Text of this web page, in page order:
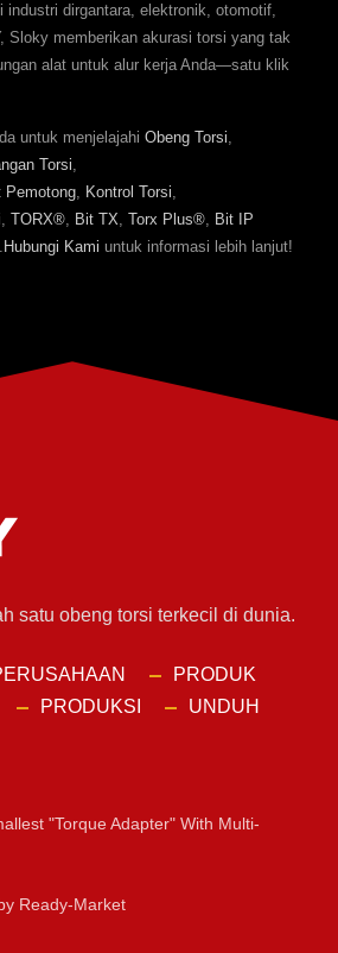
industri dirgantara, elektronik, otomotif,
Sloky memberikan akurasi torsi yang tak
alat untuk alur kerja Anda—satu klik
untuk menjelajahi Obeng Torsi,
Torsi,
Pemotong, Kontrol Torsi,
, TORX®, Bit TX, Torx Plus®, Bit IP
Hubungi Kami untuk informasi lebih lanjut!
satu obeng torsi terkecil di dunia.
PRODUK
PRODUKSI
UNDUH
"torque Adapter" With Multi-
Ready-Market